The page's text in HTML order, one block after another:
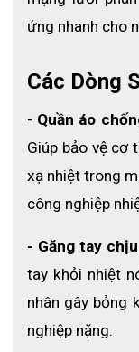
ứng nhanh cho
Các Dòng
- Quần áo
Giúp bảo vệ cơ
xạ nhiệt trong
công nghiệp
- Găng tay
tay khỏi nhiệt
nhân gây bỏng
nghiệp nặng.